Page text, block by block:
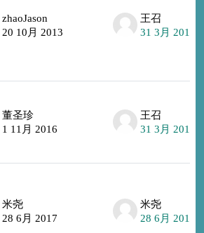
zhaoJason
20 10月 2013
王召
31 3月 2018
董圣珍
1 11月 2016
王召
31 3月 2018
米尧
28 6月 2017
米尧
28 6月 2017